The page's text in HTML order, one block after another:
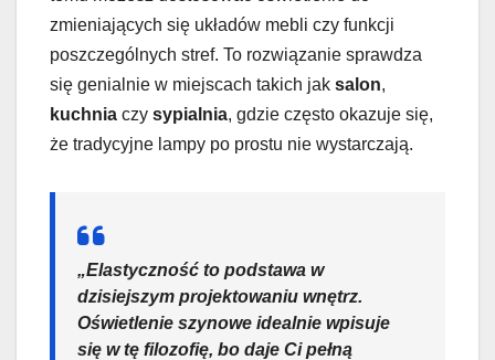
zmieniających się układów mebli czy funkcji
poszczególnych stref. To rozwiązanie sprawdza
się genialnie w miejscach takich jak salon,
kuchnia czy sypialnia, gdzie często okazuje się,
że tradycyjne lampy po prostu nie wystarczają.
„Elastyczność to podstawa w
dzisiejszym projektowaniu wnętrz.
Oświetlenie szynowe idealnie wpisuje
się w tę filozofię, bo daje Ci pełną